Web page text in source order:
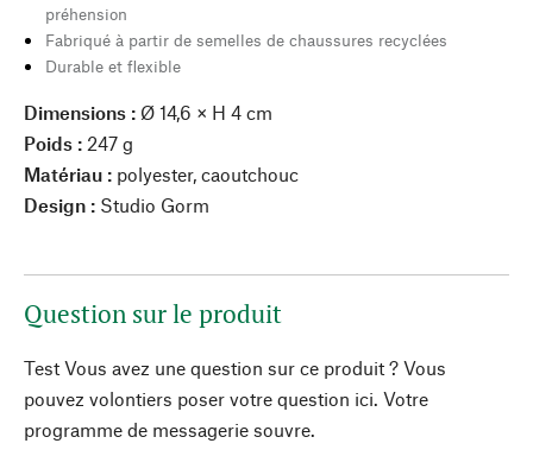
préhension
Fabriqué à partir de semelles de chaussures recyclées
Durable et flexible
Dimensions : Ø 14,6 × H 4 cm
Poids : 247 g
Matériau : polyester, caoutchouc
Design : Studio Gorm
Question sur le produit
Test Vous avez une question sur ce produit ? Vous
pouvez volontiers poser votre question ici. Votre
programme de messagerie souvre.